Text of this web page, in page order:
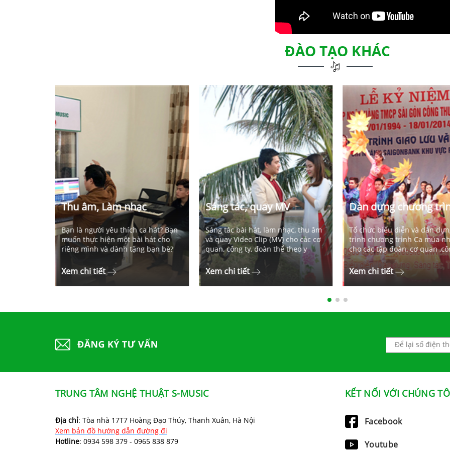
ĐÀO TẠO KHÁC
Thu âm, Làm nhạc
Bạn là người yêu thích ca hát? Bạn
muốn thực hiện một bài hát cho
riêng mình và dành tặng bạn bè?
Xem chi tiết
Sáng tác, quay MV
Sáng tác bài hát, làm nhạc, thu âm
và quay Video Clip (MV) cho các cơ
quan, công ty, đoàn thể theo y
Xem chi tiết
Dàn dựng chương
Tổ chức biểu diễn và dàn
trình chương trình Ca múa
cho các tập đoàn, cơ quan
Xem chi tiết
TRUNG TÂM NGHỆ THUẬT S-MUSIC
Địa chỉ: Tòa nhà 17T7 Hoàng Đạo Thúy, Thanh Xuân, Hà Nội
Xem bản đồ hướng dẫn đường đi
Hotline: 0934 598 379 - 0965 838 879
KẾT NỐI VỚI CHÚNG
Facebook
Youtube